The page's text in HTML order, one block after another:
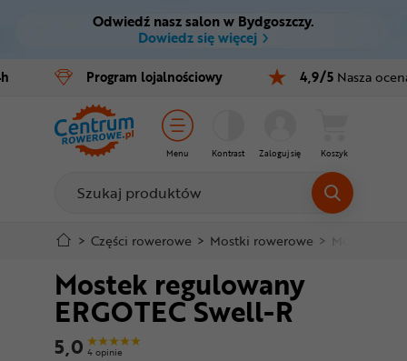
Ctrl M
Menu główne
Informacje o produkcie
Do koszyka
Szczegółowe informacje
Stopka
Mapa strony
Odwiedź nasz salon w Bydgoszczy.
Dowiedz się więcej
Program lojalnościowy 4,9/5 Nasza
Menu Kontrast Zaloguj się Koszyk
Rowery
E-bike
Części
Akcesoria
Odzież
Kaski
Buty
> Części rowerowe > Mostki rowerowe > Mostki
Mostek regulowany
ERGOTEC Swell-R
5,0 4 opinie